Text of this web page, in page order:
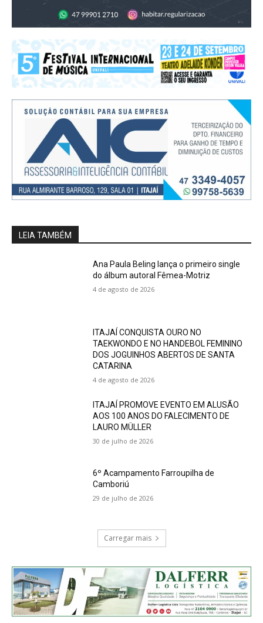
LEIA TAMBÉM
Ana Paula Beling lança o primeiro single
do álbum autoral Fêmea-Motriz
4 de agosto de 2026
ITAJAÍ CONQUISTA OURO NO
TAEKWONDO E NO HANDEBOL FEMININO
DOS JOGUINHOS ABERTOS DE SANTA
CATARINA
4 de agosto de 2026
ITAJAÍ PROMOVE EVENTO EM ALUSÃO
AOS 100 ANOS DO FALECIMENTO DE
LAURO MÜLLER
30 de julho de 2026
6º Acampamento Farroupilha de
Camboriú
29 de julho de 2026
Carregar mais